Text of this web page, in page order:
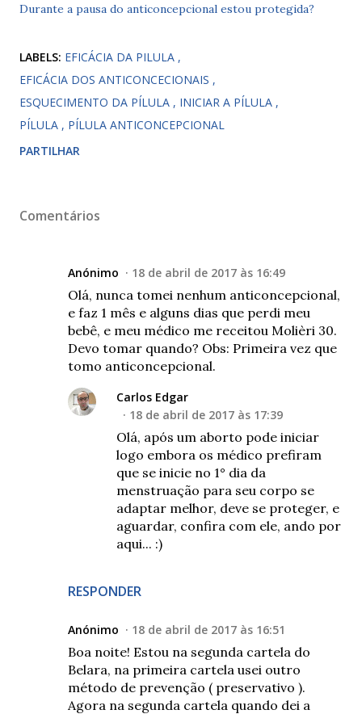
Durante a pausa do anticoncepcional estou protegida?
LABELS: EFICÁCIA DA PILULA
EFICÁCIA DOS ANTICONCECIONAIS
ESQUECIMENTO DA PÍLULA
INICIAR A PÍLULA
PÍLULA
PÍLULA ANTICONCEPCIONAL
PARTILHAR
Comentários
Anónimo 18 de abril de 2017 às 16:49
Olá, nunca tomei nenhum anticoncepcional,
e faz 1 mês e alguns dias que perdi meu
bebê, e meu médico me receitou Molièri 30.
Devo tomar quando? Obs: Primeira vez que
tomo anticoncepcional.
RESPONDER
Carlos Edgar
18 de abril de 2017 às 17:39
Olá, após um aborto pode iniciar
logo embora os médico prefiram
que se inicie no 1° dia da
menstruação para seu corpo se
adaptar melhor, deve se proteger, e
aguardar, confira com ele, ando por
aqui... :)
Anónimo 18 de abril de 2017 às 16:51
Boa noite! Estou na segunda cartela do
Belara, na primeira cartela usei outro
método de prevenção ( preservativo ).
Agora na segunda cartela quando dei a